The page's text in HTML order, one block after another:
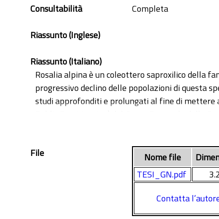
Consultabilità
Completa
Riassunto (Inglese)
Riassunto (Italiano)
Rosalia alpina è un coleottero saproxilico della
progressivo declino delle popolazioni di questa
studi approfonditi e prolungati al fine di mettere
Public Participation) del Corpo Forestale dello
L'obiettivo principale del progetto MIPP è
alpina, Morimus funereus).
Il presente lavoro si svolge in due aree studio,
Nazionale delle Foreste Casentinesi, Monte
L’obiettivo principale consiste nell’applicare il
File Nome file
TESI_GN.pdf
Contatta